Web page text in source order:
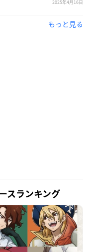
2025年4月16日
もっと見る
スランキング